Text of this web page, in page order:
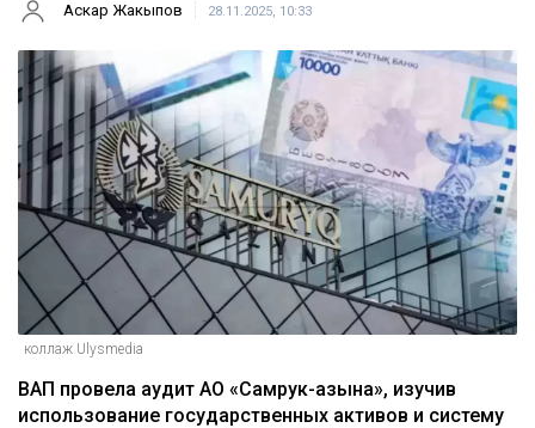
Аскар Жакыпов 28.11.2025, 10:33
коллаж Ulysmedia
ВАП провела аудит АО «Самрук-Қазына», изучив
использование государственных активов и систему